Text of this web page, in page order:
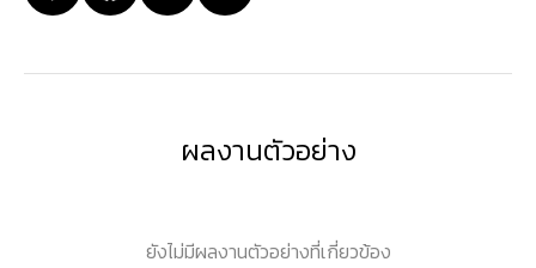
ผลงานตัวอย่าง
ยังไม่มีผลงานตัวอย่างที่เกี่ยวข้อง